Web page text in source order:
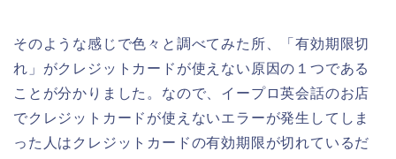
そのような感じで色々と調べてみた所、「有効期限切
れ」がクレジットカードが使えない原因の１つである
ことが分かりました。なので、イープロ英会話のお店
でクレジットカードが使えないエラーが発生してしま
った人はクレジットカードの有効期限が切れているだ